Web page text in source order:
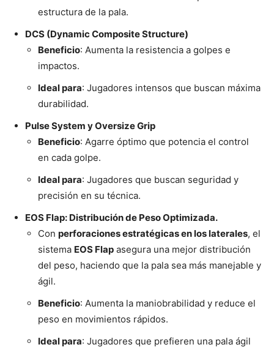
estructura de la pala.
DCS (Dynamic Composite Structure)
Beneficio: Aumenta la resistencia a golpes e
impactos.
Ideal para: Jugadores intensos que buscan máxima
durabilidad.
Pulse System y Oversize Grip
Beneficio: Agarre óptimo que potencia el control
en cada golpe.
Ideal para: Jugadores que buscan seguridad y
precisión en su técnica.
EOS Flap: Distribución de Peso Optimizada.
Con perforaciones estratégicas en los laterales, el
sistema EOS Flap asegura una mejor distribución
del peso, haciendo que la pala sea más manejable y
ágil.
Beneficio: Aumenta la maniobrabilidad y reduce el
peso en movimientos rápidos.
Ideal para: Jugadores que prefieren una pala ágil